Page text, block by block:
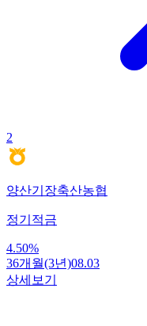
2
양산기장축산농협
정기적금
4.50%
36개월(3년)08.03
상세보기